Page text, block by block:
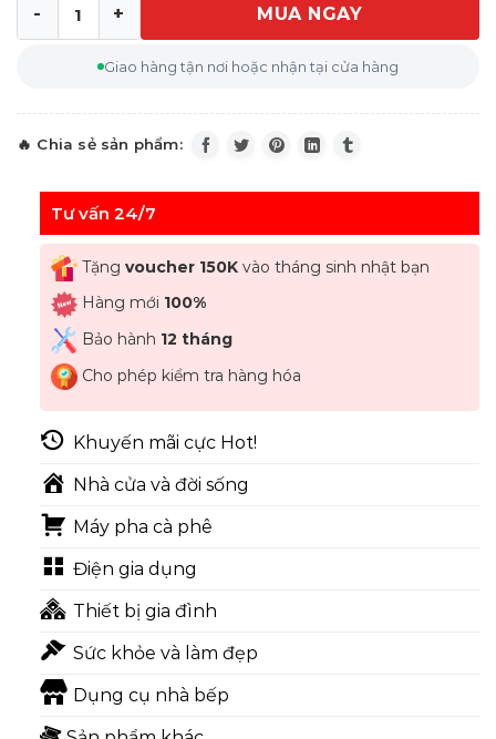
Búa dầm thịt WMF Profi số lượng
MUA NGAY
Giao hàng tận nơi hoặc nhận tại cửa hàng
Tư vấn 24/7
Tặng voucher 150Kvào tháng sinh nhật bạn
Hàng mới 100%
Bảo hành 12 tháng
Cho phép kiểm tra hàng hóa
Khuyến mãi cực Hot!
Nhà cửa và đời sống
Máy pha cà phê
Điện gia dụng
Thiết bị gia đình
Sức khỏe và làm đẹp
Dụng cụ nhà bếp